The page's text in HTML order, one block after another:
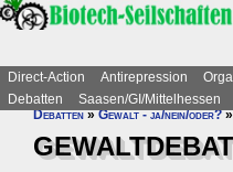
Direct-Action Antirepression
Debatten
Saasen/GI/Mittelhessen
Debatten»Gewalt - ja/nein/oder?